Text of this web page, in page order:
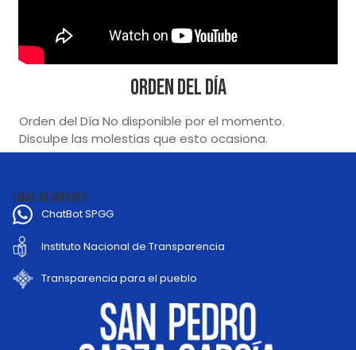
Orden del Día
Orden del Día No disponible por el momento.
Disculpe las molestias que esto ocasiona.
LIGAS DE INTERÉS
ChatBot SPGG
Instituto Nacional de Transparencia
Transparencia para el pueblo